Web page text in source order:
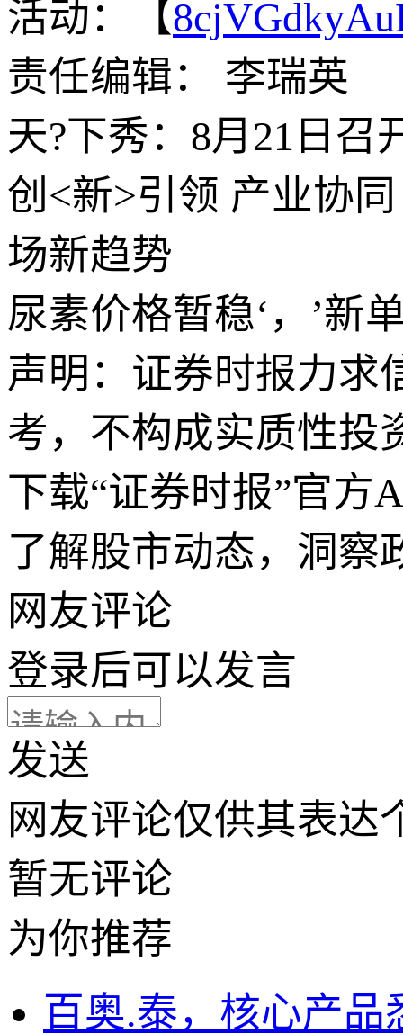
活动：【
责任编辑： 李瑞英
天?下秀：8月21日召
创<新>引领 产业协
场新趋势
尿素价格暂稳‘，’新
声明：证券时报力求
考，不构成实质性投
下载“证券时报”官方
了解股市动态，洞察
网友评论
登录后可以发言
发送
网友评论仅供其表达
暂无评论
为你推荐
百奥.泰，核心产品